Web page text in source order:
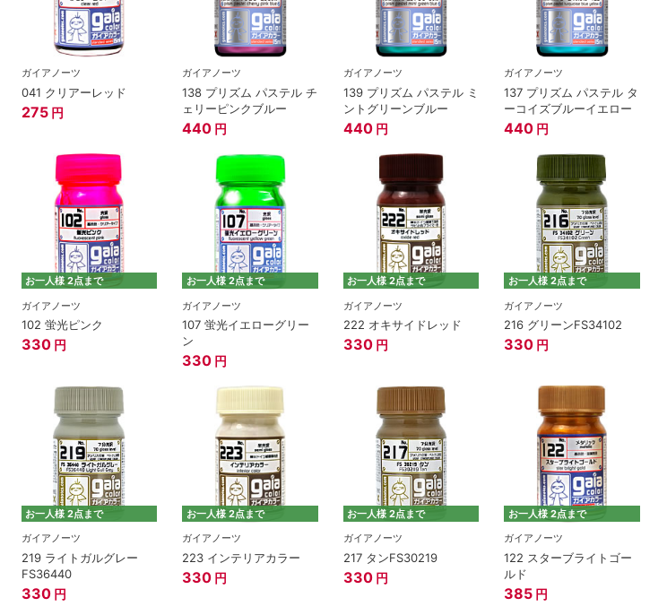
ガイアノーツ
041 クリアーレッド
275 円
ガイアノーツ
138 プリズム パステル チ
ェリーピンクブルー
440 円
ガイアノーツ
139 プリズム パステル ミ
ントグリーンブルー
440 円
ガイアノーツ
137 プリズム パステル タ
ーコイズブルーイエロー
440 円
お一人様 2点まで
ガイアノーツ
102 蛍光ピンク
330 円
お一人様 2点まで
ガイアノーツ
107 蛍光イエローグリー
ン
330 円
お一人様 2点まで
ガイアノーツ
222 オキサイドレッド
330 円
お一人様 2点まで
ガイアノーツ
216 グリーンFS34102
330 円
お一人様 2点まで
ガイアノーツ
219 ライトガルグレー
FS36440
330 円
お一人様 2点まで
ガイアノーツ
223 インテリアカラー
330 円
お一人様 2点まで
ガイアノーツ
217 タンFS30219
330 円
お一人様 2点まで
ガイアノーツ
122 スターブライトゴー
ルド
385 円